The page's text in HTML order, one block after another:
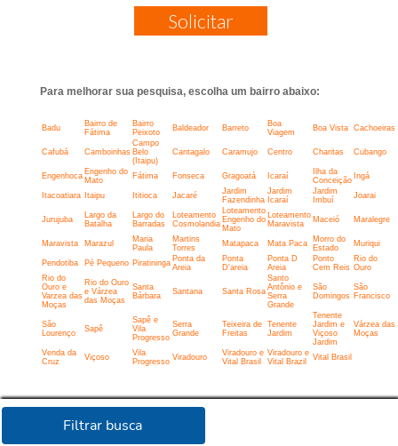
Filtrar busca
Solicitar
Para melhorar sua pesquisa, escolha um bairro abaixo:
Badu
Bairro de
Fátima
Bairro
Peixoto
Baldeador Barreto
Boa
Viagem
Boa Vista Cachoeiras
Cafubá Camboinhas
Campo
Belo
(Itaipu)
Cantagalo Caramujo Centro Charitas Cubango
Engenhoca Engenho do
Mato
Fátima Fonseca Gragoatá Icaraí
Ilha da
Conceição Ingá
Itacoatiara Itaipu Ititioca Jacaré
Jardim
Fazendinha
Jardim
Icaraí
Jardim
Imbuí
Joarai
Jurujuba
Largo da
Batalha
Largo do
Barradas
Loteamento
Cosmolandia
Loteamento
Engenho do
Mato
Loteamento
Maravista
Maceió Maralegre
Maravista Marazul
Maria
Paula
Martins
Torres
Matapaca Mata Paca
Morro do
Estado
Muriqui
Pendotiba Pé Pequeno Piratininga Ponta da
Areia
Ponta
D'areia
Ponta D
Areia
Ponto
Cem Reis
Rio do
Ouro
Rio do
Ouro e
Varzea das
Moças
Rio do Ouro
e Várzea
das Moças
Santa
Bárbara
Santana Santa Rosa
Santo
Antônio e
Serra
Grande
São
Domingos
São
Francisco
São
Lourenço
Sapê
Sapê e
Vila
Progresso
Serra
Grande
Teixeira de
Freitas
Tenente
Jardim
Tenente
Jardim e
Viçoso
Jardim
Várzea das
Moças
Venda da
Cruz
Viçoso
Vila
Progresso Viradouro
Viradouro e
Vital Brasil
Viradouro e
Vital Brazil
Vital Brasil